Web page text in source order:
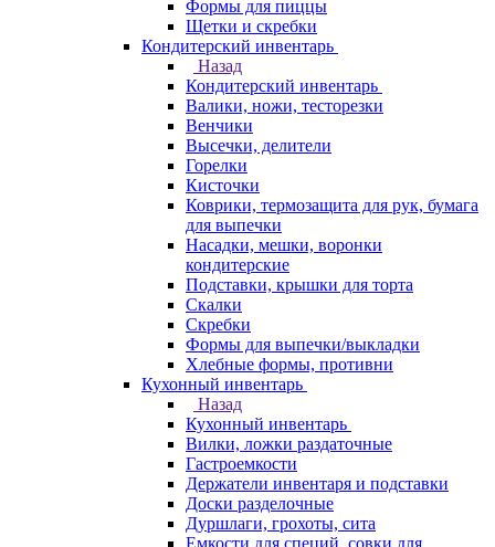
Формы для пиццы
Щетки и скребки
Кондитерский инвентарь
Назад
Кондитерский инвентарь
Валики, ножи, тесторезки
Венчики
Высечки, делители
Горелки
Кисточки
Коврики, термозащита для рук, бумага
для выпечки
Насадки, мешки, воронки
кондитерские
Подставки, крышки для торта
Скалки
Скребки
Формы для выпечки/выкладки
Хлебные формы, противни
Кухонный инвентарь
Назад
Кухонный инвентарь
Вилки, ложки раздаточные
Гастроемкости
Держатели инвентаря и подставки
Доски разделочные
Дуршлаги, грохоты, сита
Емкости для специй, совки для